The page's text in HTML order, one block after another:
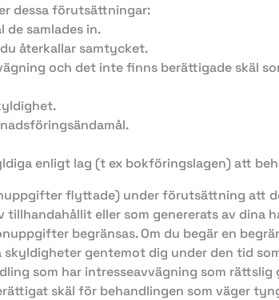
dessa förutsättningar:
samlades in.
återkallar samtycket.
och det inte finns berättigade skäl
enligt lag (t ex bokföringslagen) att
flyttade) under förutsättning att
eller som genererats av dina
begränsas. Om du begär en
gentemot dig under den tid
som har intresseavvägning som
skäl för behandlingen som väger